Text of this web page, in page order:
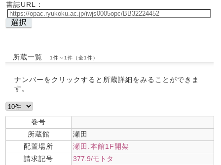
書誌URL：
選択
所蔵一覧 1件～1件（全1件）
ナンバーをクリックすると所蔵詳細をみることができま
す。
巻号
所蔵館
瀬田
配置場所
瀬田.本館1F開架
請求記号
377.9/モトタ